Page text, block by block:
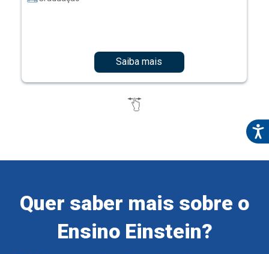
Saiba mais
Quer saber mais sobre o
Ensino Einstein?